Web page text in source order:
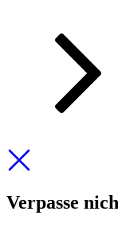
Verpasse